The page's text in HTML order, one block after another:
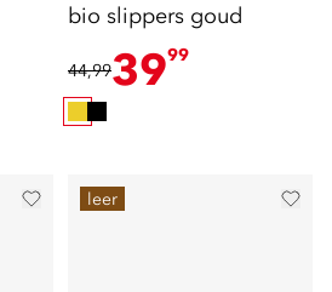
bio slippers goud
44,993999
leer